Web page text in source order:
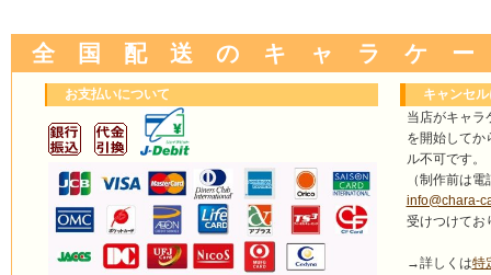
全 国 配 送 の キ ャ ラ ケ
お支払いについて
キャンセル
当店がキャラ
を開始してか
ル不可です。
（制作前は
info@chara-
受けつけてお
→詳しくは特